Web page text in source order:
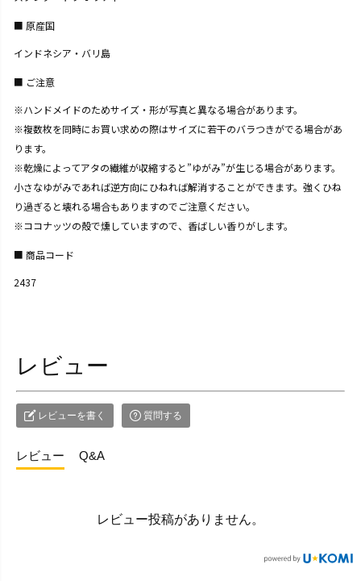
原産国
インドネシア・バリ島
ご注意
※ハンドメイドのためサイズ・形が写真と異なる場合があります。
※複数枚を同時にお買い求めの際はサイズに若干のバラつきがでる場合があ
ります。
※乾燥によってアタの繊維が収縮すると”ゆがみ”が生じる場合があります。
小さなゆがみであれば逆方向にひねれば解消することができます。強くひね
り過ぎると壊れる場合もありますのでご注意ください。
※ココナッツの殻で燻していますので、香ばしい香りがします。
商品コード
2437
レビュー
レビューを書く 質問する
レビュー Q&A
レビュー投稿がありません。